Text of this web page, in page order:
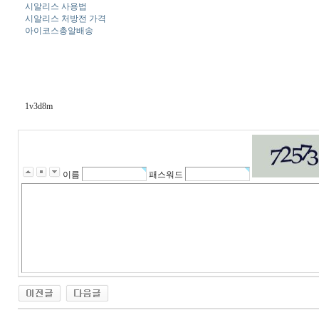
시알리스 사용법
시알리스 처방전 가격
아이코스총알배송
1v3d8m
이름 패스워드